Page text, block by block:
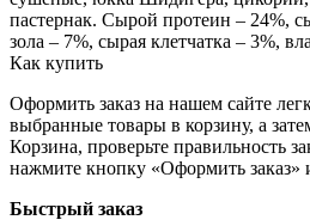
пастернак. Сырой протеин – 24%,
зола – 7%, cырая клетчатка – 3%,
Как купить
Оформить заказ на нашем сайте
выбранные товары в корзину, а
Корзина, проверьте правильность
нажмите кнопку «Оформить заказ»
Быстрый заказ